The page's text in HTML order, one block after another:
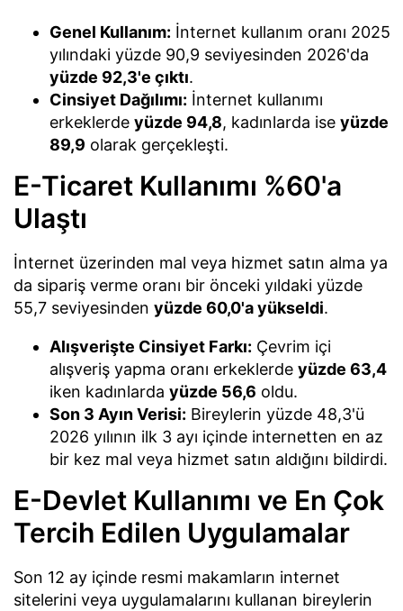
Genel Kullanım: İnternet kullanım oranı 2025
yılındaki yüzde 90,9 seviyesinden 2026'da
yüzde 92,3'e çıktı.
Cinsiyet Dağılımı: İnternet kullanımı
erkeklerde yüzde 94,8, kadınlarda ise yüzde
89,9 olarak gerçekleşti.
E-Ticaret Kullanımı %60'a
Ulaştı
İnternet üzerinden mal veya hizmet satın alma ya
da sipariş verme oranı bir önceki yıldaki yüzde
55,7 seviyesinden yüzde 60,0'a yükseldi.
Alışverişte Cinsiyet Farkı: Çevrim içi
alışveriş yapma oranı erkeklerde yüzde 63,4
iken kadınlarda yüzde 56,6 oldu.
Son 3 Ayın Verisi: Bireylerin yüzde 48,3'ü
2026 yılının ilk 3 ayı içinde internetten en az
bir kez mal veya hizmet satın aldığını bildirdi.
E-Devlet Kullanımı ve En Çok
Tercih Edilen Uygulamalar
Son 12 ay içinde resmi makamların internet
sitelerini veya uygulamalarını kullanan bireylerin